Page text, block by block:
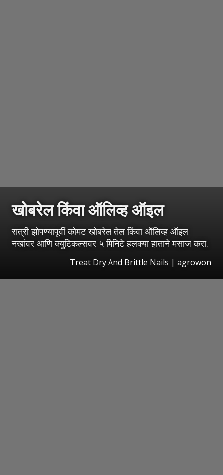
खोबरेल किंवा ऑलिव्ह ऑइल
रात्री झोपण्यापूर्वी कोमट खोबरेल तेल किंवा ऑलिव्ह ऑइल
नखांवर आणि क्युटिकल्सवर ५ मिनिटे हलक्या हाताने मसाज करा.
Treat Dry And Brittle Nails | agrowon